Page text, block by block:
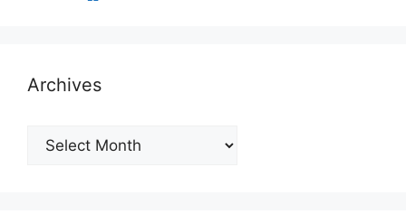
Archives
Archives